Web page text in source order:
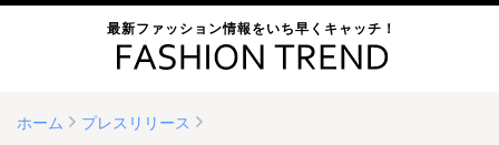
最新ファッション情報をいち早くキャッチ！
ホーム プレスリリース